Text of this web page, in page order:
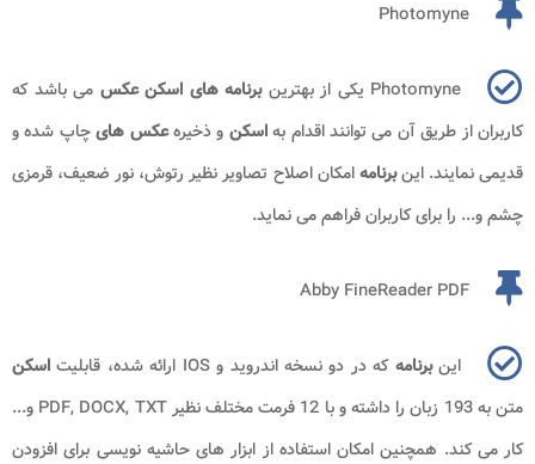
Photomyne
Photomyne یکی از بهترین برنامه های اسکن عکس می باشد که
کاربران از طریق آن می توانند اقدام بهاسکن و ذخیرهعکس هایچاپ شده و
قدیمی نمایند. اینبرنامهامکان اصلاح تصاویر نظیر رتوش، نور ضعیف، قرمزی
چشم و... را برای کاربران فراهم می نماید.
Abby FineReader PDF
اینبرنامهکه در دو نسخه اندروید و IOS ارائه شده، قابلیت
اسکن
متن به 193 زبان را داشته و با 12 فرمت مختلف نظیر PDF, DOCX, TXT و...
کار می کند. همچنین امکان استفاده از ابزار های حاشیه نویسی برای افزودن